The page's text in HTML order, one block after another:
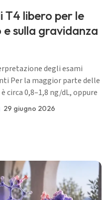
T4 libero per le
e sulla gravidanza
degli esami
Per la maggior parte delle
circa 0,8–1,8 ng/dL, oppure
corretta cambia in base
tiroidei e al test
29 giugno 2026